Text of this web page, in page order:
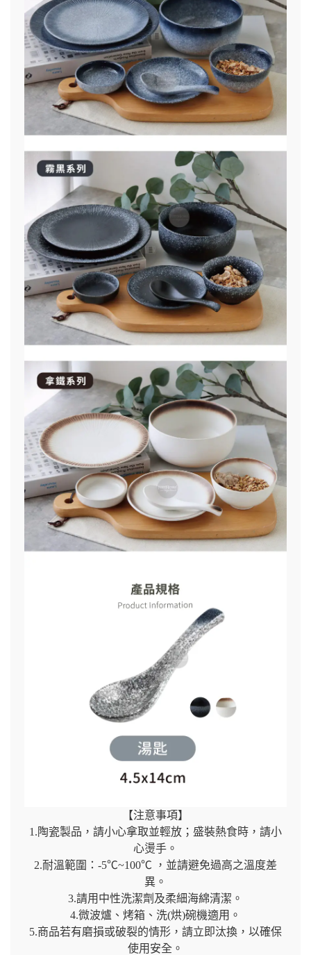
【注意事項】
1.陶瓷製品，請小心拿取並輕放；盛裝熱食時，請小
心燙手。
2.耐溫範圍：-5℃~100℃ ，並請避免過高之溫度差
異。
3.請用中性洗潔劑及柔細海綿清潔。
4.微波爐、烤箱、洗(烘)碗機適用。
5.商品若有磨損或破裂的情形，請立即汰換，以確保
使用安全。